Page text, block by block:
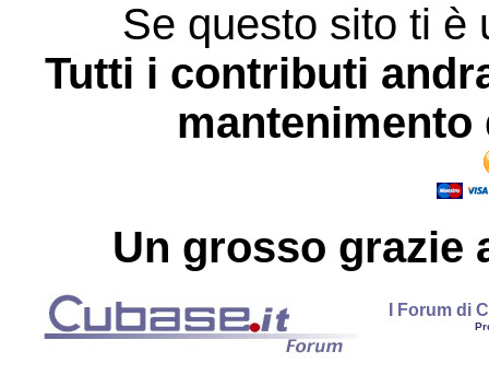
Se questo sito ti è
Tutti i contributi
Un grosso grazie
I Forum di